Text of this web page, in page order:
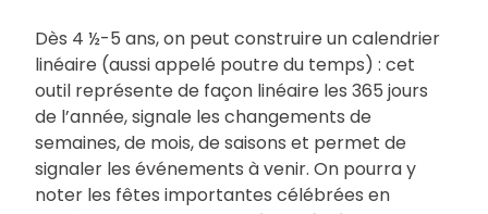
Dès 4 ½-5 ans, on peut construire un calendrier
linéaire (aussi appelé poutre du temps) : cet
outil représente de façon linéaire les 365 jours
de l’année, signale les changements de
semaines, de mois, de saisons et permet de
signaler les événements à venir. On pourra y
noter les fêtes importantes célébrées en